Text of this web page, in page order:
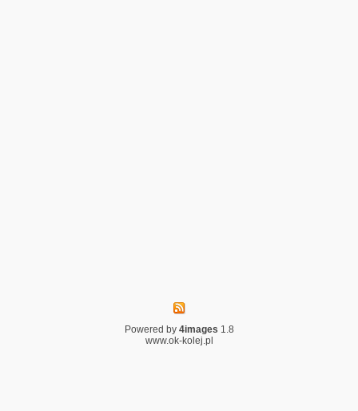
Powered by 4images 1.8
www.ok-kolej.pl